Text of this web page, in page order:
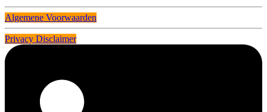
Algemene Voorwaarden
Privacy Disclaimer